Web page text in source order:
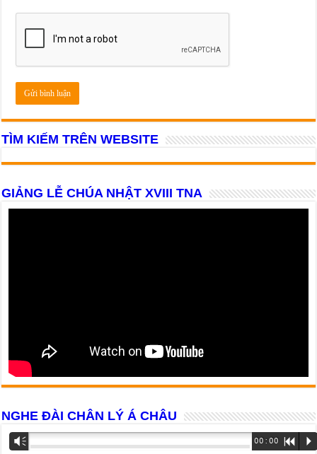
TÌM KIẾM TRÊN WEBSITE
GIẢNG LỄ CHÚA NHẬT XVIII TNA
NGHE ĐÀI CHÂN LÝ Á CHÂU
Trình
phát
Vm 00:00 R P